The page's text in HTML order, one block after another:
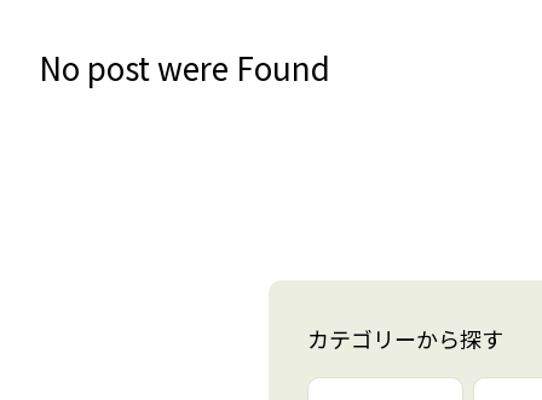
No post were Found
カテゴリーから探す